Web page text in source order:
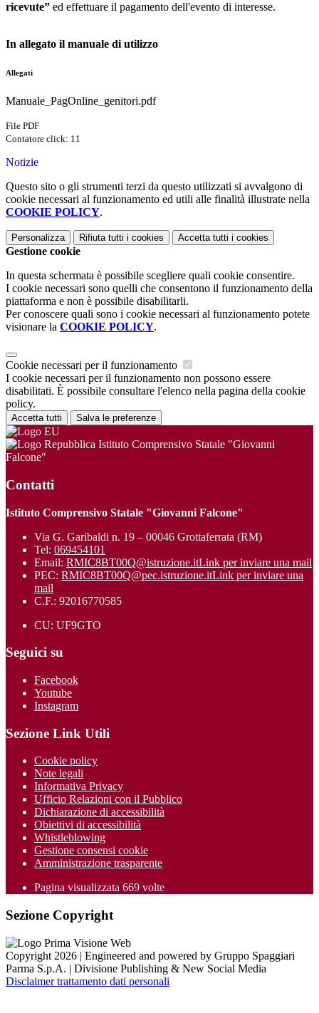
ricevute” ed effettuare il pagamento dell'evento di interesse.
In allegato il manuale di utilizzo
Allegati
Manuale_PagOnline_genitori.pdf
File PDF
Contatore click: 11
Notizie
Questo sito o gli strumenti terzi da questo utilizzati si avvalgono di
cookie necessari al funzionamento ed utili alle finalità illustrate nella
COOKIE POLICY.
Personalizza Rifiuta tutti i cookies Accetta tutti i cookies
Gestione cookie
In questa schermata è possibile scegliere quali cookie consentire.
I cookie necessari sono quelli che consentono il funzionamento della
piattaforma e non è possibile disabilitarli.
Per conoscere quali sono i cookie necessari al funzionamento potete
visionare la COOKIE POLICY.
Cookie necessari per il funzionamento
I cookie necessari per il funzionamento non possono essere
disabilitati. È possibile consultare l'elenco nella pagina della cookie
policy.
Accetta tutti Salva le preferenze
Istituto Comprensivo Statale "Giovanni
Falcone"
Contatti
Istituto Comprensivo Statale "Giovanni Falcone"
Via G. Garibaldi n. 19 – 00046 Grottaferrata (RM)
Tel: 069454101
Email: RMIC8BT00Q@istruzione.itLink per inviare una mail
PEC: RMIC8BT00Q@pec.istruzione.itLink per inviare una
mail
C.F.: 92016770585
CU: UF9GTO
Seguici su
Facebook
Youtube
Instagram
Sezione Link Utili
Cookie policy
Note legali
Informativa Privacy
Ufficio Relazioni con il Pubblico
Dichiarazione di accessibilità
Obiettivi di accessibilità
Whistleblowing
Gestione consensi cookie
Amministrazione trasparente
Pagina visualizzata 669 volte
Sezione Copyright
Copyright 2026 | Engineered and powered by Gruppo Spaggiari
Parma S.p.A. | Divisione Publishing & New Social Media
Disclaimer trattamento dati personali